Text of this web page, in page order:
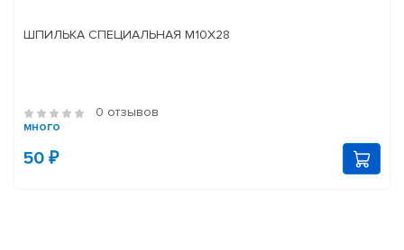
ШПИЛЬКА СПЕЦИАЛЬНАЯ М10Х28
0 отзывов
много
50 ₽